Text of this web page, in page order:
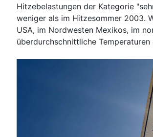
Hitzebelastungen der Kategorie
weniger als im Hitzesommer 2003.
USA, im Nordwesten Mexikos, im
überdurchschnittliche Temperaturen